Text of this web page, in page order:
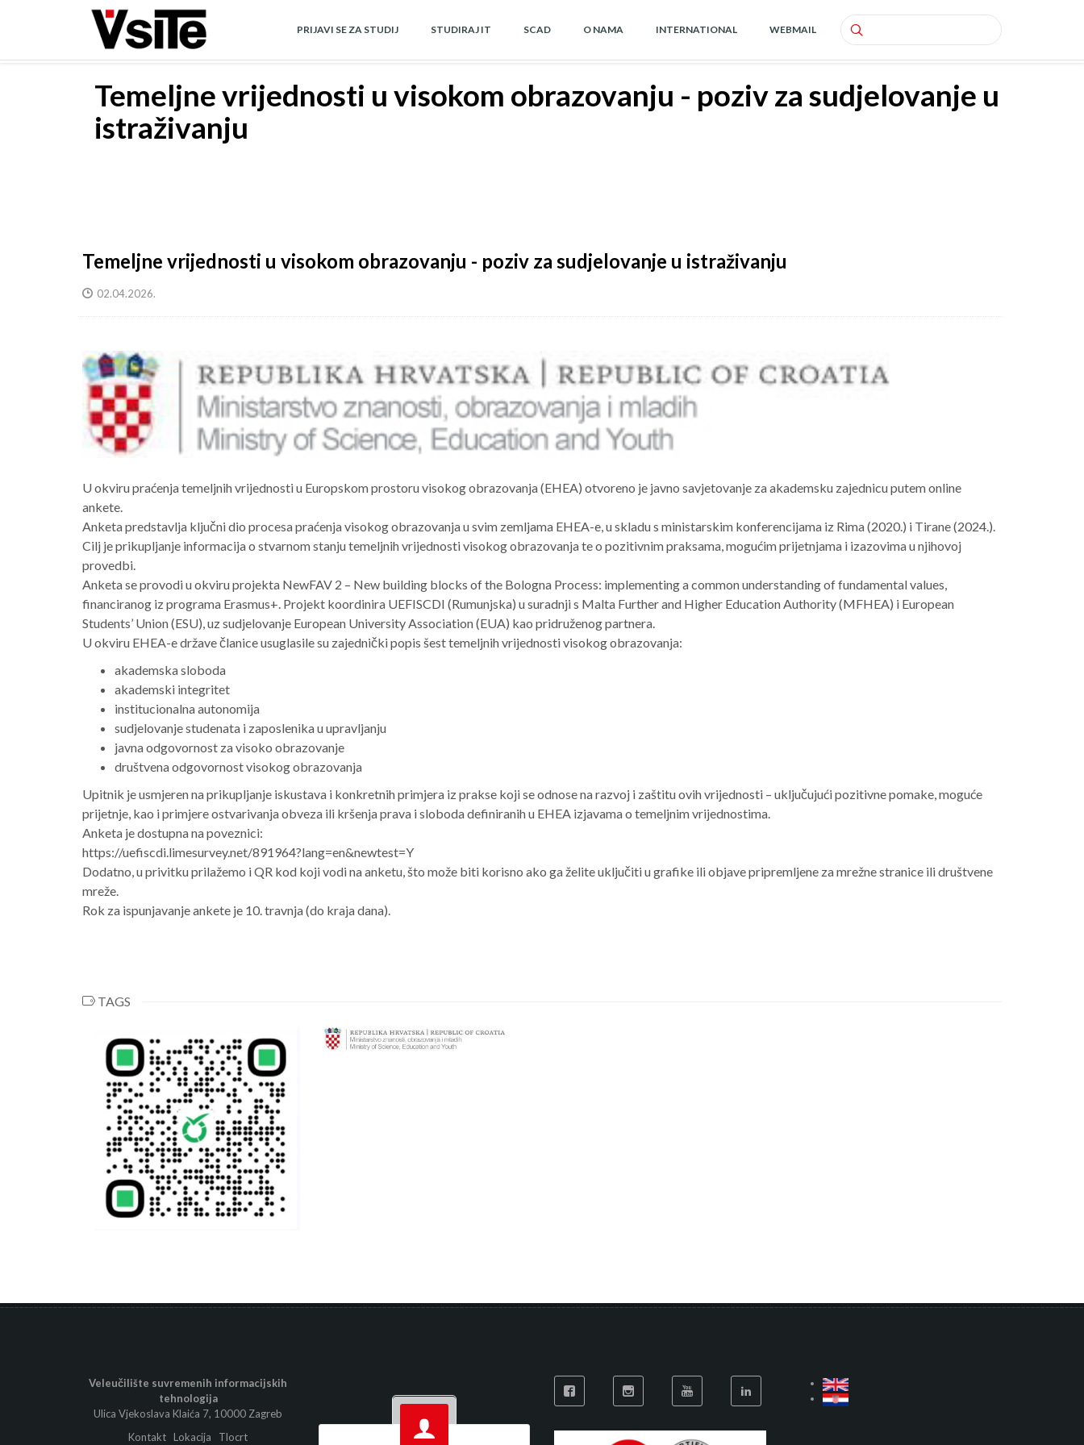
Search
PRIJAVI SE ZA STUDIJ STUDIRAJ IT SCAD O NAMA INTERNATIONAL WEBMAIL
Temeljne vrijednosti u visokom obrazovanju - poziv za sudjelovanje u
istraživanju
Temeljne vrijednosti u visokom obrazovanju - poziv za sudjelovanje u istraživanju
02.04.2026.
U okviru praćenja temeljnih vrijednosti u Europskom prostoru visokog obrazovanja (EHEA) otvoreno je javno savjetovanje za akademsku zajednicu putem online
ankete.
Anketa predstavlja ključni dio procesa praćenja visokog obrazovanja u svim zemljama EHEA-e, u skladu s ministarskim konferencijama iz Rima (2020.) i Tirane (2024.).
Cilj je prikupljanje informacija o stvarnom stanju temeljnih vrijednosti visokog obrazovanja te o pozitivnim praksama, mogućim prijetnjama i izazovima u njihovoj
provedbi.
Anketa se provodi u okviru projekta NewFAV 2 – New building blocks of the Bologna Process: implementing a common understanding of fundamental values,
financiranog iz programa Erasmus+. Projekt koordinira UEFISCDI (Rumunjska) u suradnji s Malta Further and Higher Education Authority (MFHEA) i European
Students’ Union (ESU), uz sudjelovanje European University Association (EUA) kao pridruženog partnera.
U okviru EHEA-e države članice usuglasile su zajednički popis šest temeljnih vrijednosti visokog obrazovanja:
akademska sloboda
akademski integritet
institucionalna autonomija
sudjelovanje studenata i zaposlenika u upravljanju
javna odgovornost za visoko obrazovanje
društvena odgovornost visokog obrazovanja
Upitnik je usmjeren na prikupljanje iskustava i konkretnih primjera iz prakse koji se odnose na razvoj i zaštitu ovih vrijednosti – uključujući pozitivne pomake, moguće
prijetnje, kao i primjere ostvarivanja obveza ili kršenja prava i sloboda definiranih u EHEA izjavama o temeljnim vrijednostima.
Anketa je dostupna na poveznici:
https://uefiscdi.limesurvey.net/891964?lang=en&newtest=Y
Dodatno, u privitku prilažemo i QR kod koji vodi na anketu, što može biti korisno ako ga želite uključiti u grafike ili objave pripremljene za mrežne stranice ili društvene
mreže.
Rok za ispunjavanje ankete je 10. travnja (do kraja dana).
TAGS
Veleučilište suvremenih informacijskih
tehnologija
Ulica Vjekoslava Klaića 7, 10000 Zagreb
Kontakt Lokacija Tlocrt